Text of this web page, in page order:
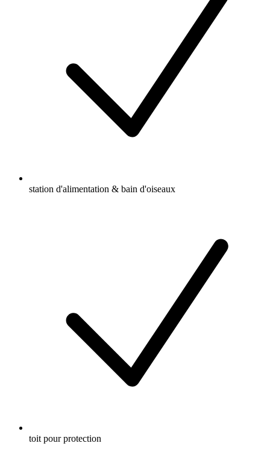
station d'alimentation & bain d'oiseaux
toit pour protection